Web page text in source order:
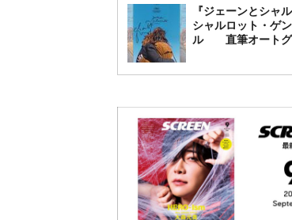
フ発売中
『ジェーンとシャ
シャルロット・ゲ
ル 直筆オートグ